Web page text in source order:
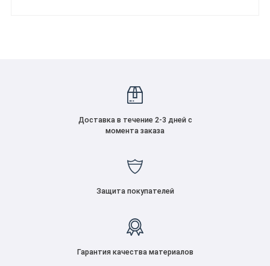
Доставка в течение 2-3 дней с
момента заказа
Защита покупателей
Гарантия качества материалов